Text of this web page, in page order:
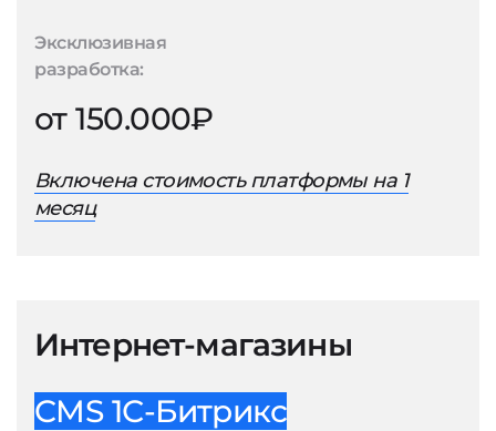
Эксклюзивная
разработка:
от 150.000₽
Включена стоимость платформы на 1
месяц
Интернет-магазины
CMS 1С-Битрикс